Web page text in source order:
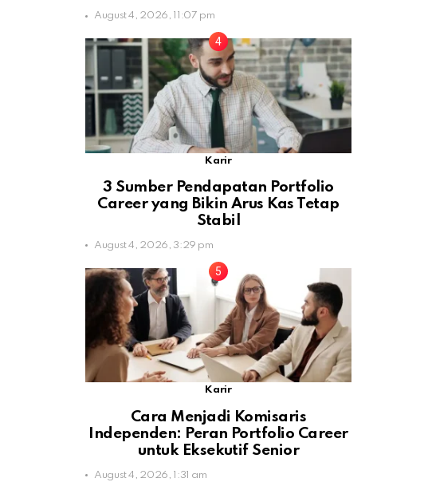
August 4, 2026, 11:07 pm
Karir
3 Sumber Pendapatan Portfolio
Career yang Bikin Arus Kas Tetap
Stabil
August 4, 2026, 3:29 pm
Karir
Cara Menjadi Komisaris
Independen: Peran Portfolio Career
untuk Eksekutif Senior
August 4, 2026, 1:31 am